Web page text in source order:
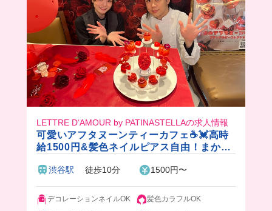
LETTRE D‘AMOUR by PATINASTELLAの求人情報
可愛いアフタヌーンティーカフェ☕️💓高時
給1500円&髪色ネイルピアス自由！まかな
渋谷駅 徒歩10分 1500円〜
デコレーションネイルOK
髪色カラフルOK